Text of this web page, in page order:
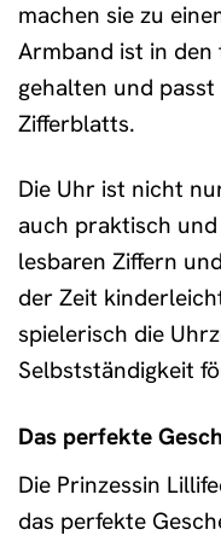
machen sie zu
Armband ist in den
gehalten und
Zifferblatts.
Die Uhr ist nicht
auch praktisch
lesbaren Ziffern
der Zeit
spielerisch die
Selbstständigkeit
Das perfekte
Die Prinzessin
das perfekte